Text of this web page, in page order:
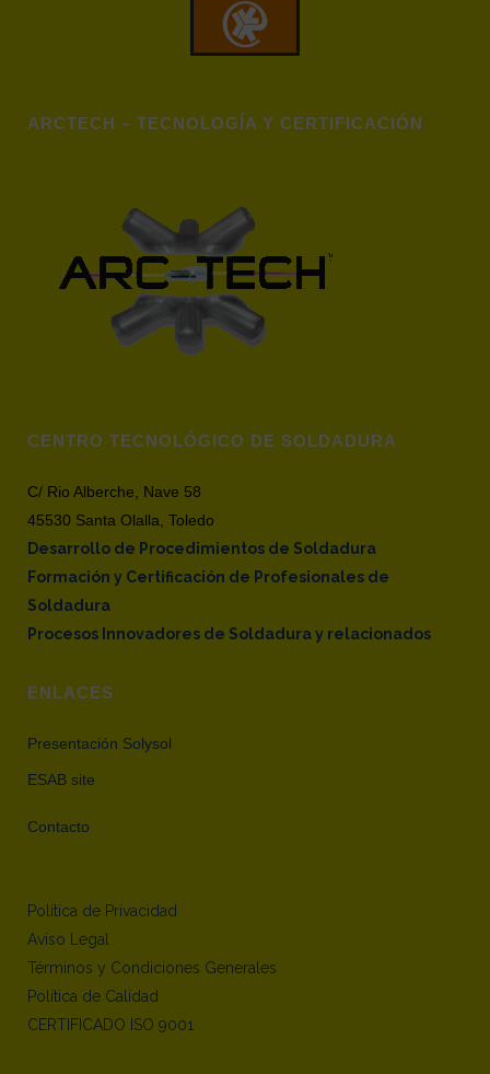
ARCTECH – TECNOLOGÍA Y CERTIFICACIÓN
CENTRO TECNOLÓGICO DE SOLDADURA
C/ Rio Alberche, Nave 58
45530 Santa Olalla, Toledo
Desarrollo de Procedimientos de Soldadura
Formación y Certificación de Profesionales de
Soldadura
Procesos Innovadores de Soldadura y relacionados
ENLACES
Presentación Solysol
ESAB site
Contacto
Política de Privacidad
Aviso Legal
Términos y Condiciones Generales
Política de Calidad
CERTIFICADO ISO 9001